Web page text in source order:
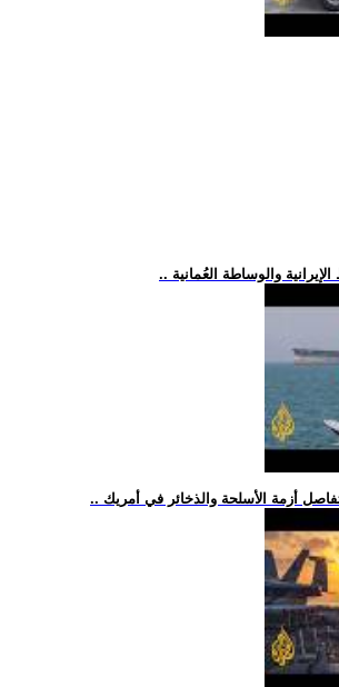
والوساطة العُمانية
تفاصل أزمة الأسلحة والذخائر في أمريك